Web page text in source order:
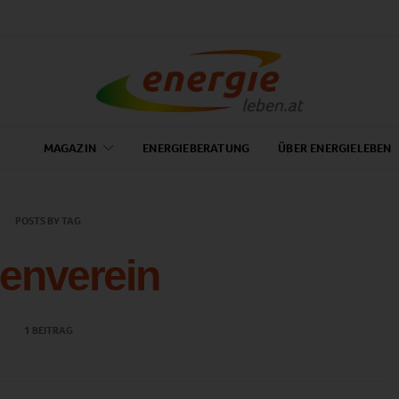
MAGAZIN ENERGIEBERATUNG ÜBER ENERGIELEBEN
POSTS BY TAG
1 BEITRAG